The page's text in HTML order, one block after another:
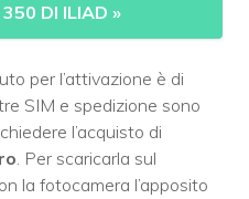
DI ILIAD »
per l’attivazione è di
SIM e spedizione sono
l’acquisto di
. Per scaricarla sul
la fotocamera l’apposito